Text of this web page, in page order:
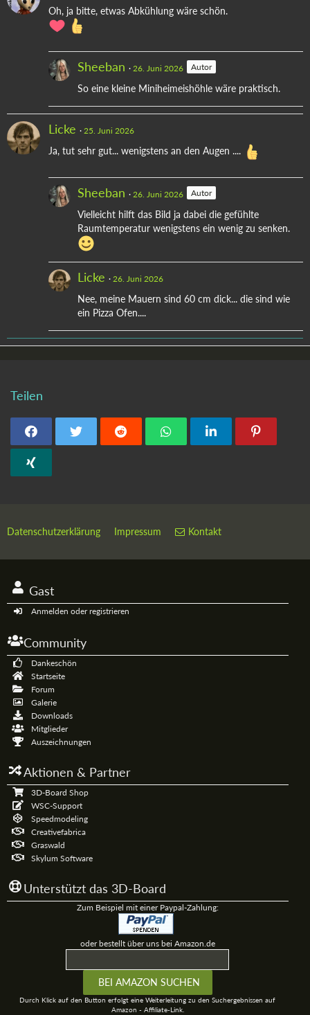
Oh, ja bitte, etwas Abkühlung wäre schön.
Sheeban 26. Juni 2026 Autor
So eine kleine Miniheimeishöhle wäre praktisch.
Licke 25. Juni 2026
Ja, tut sehr gut... wenigstens an den Augen ....
Sheeban 26. Juni 2026 Autor
Vielleicht hilft das Bild ja dabei die gefühlte
Raumtemperatur wenigstens ein wenig zu senken.
Licke 26. Juni 2026
Nee, meine Mauern sind 60 cm dick... die sind wie
ein Pizza Ofen....
Teilen
Datenschutzerklärung Impressum Kontakt
Gast
Anmelden oder registrieren
Community
Dankeschön
Startseite
Forum
Galerie
Downloads
Mitglieder
Auszeichnungen
Aktionen & Partner
3D-Board Shop
WSC-Support
Speedmodeling
Creativefabrica
Graswald
Skylum Software
Unterstützt das 3D-Board
Zum Beispiel mit einer Paypal-Zahlung:
oder bestellt über uns bei Amazon.de
Durch Klick auf den Button erfolgt eine Weiterleitung zu den Suchergebnissen auf
Amazon - Affiliate-Link.